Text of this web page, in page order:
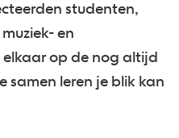
studenten,
en
op de nog altijd
samen leren je blik kan